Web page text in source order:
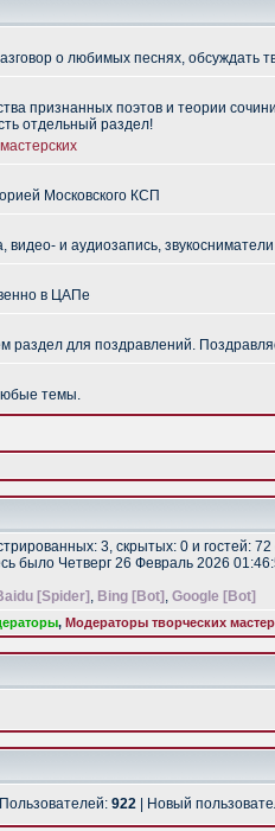
о любимых песнях, обсуждать
признанных поэтов и теории
отдельный раздел!
Московского КСП
видео- и аудиозапись,
в ЦАПе
для поздравлений.
темы.
3, скрытых: 0 и гостей:
было Четверг 26 Февраль 2026
[Spider] , Bing [Bot] , Google [Bot]
, Модераторы творческих
Пользователей: 922 | Новый